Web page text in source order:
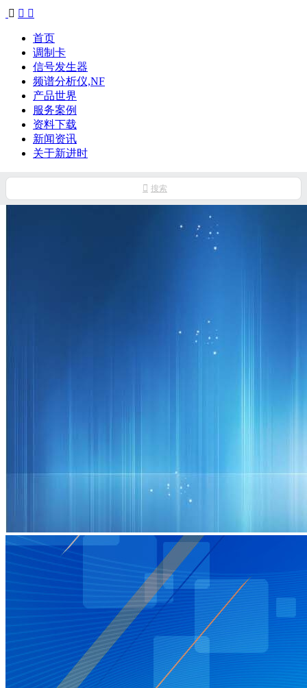
  
首页
调制卡
信号发生器
频谱分析仪,NF
产品世界
服务案例
资料下载
新闻资讯
关于新进时
 搜索